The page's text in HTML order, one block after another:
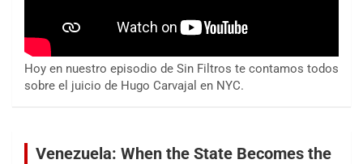
Hoy en nuestro episodio de Sin Filtros te contamos todos
sobre el juicio de Hugo Carvajal en NYC.
Venezuela: When the State Becomes the